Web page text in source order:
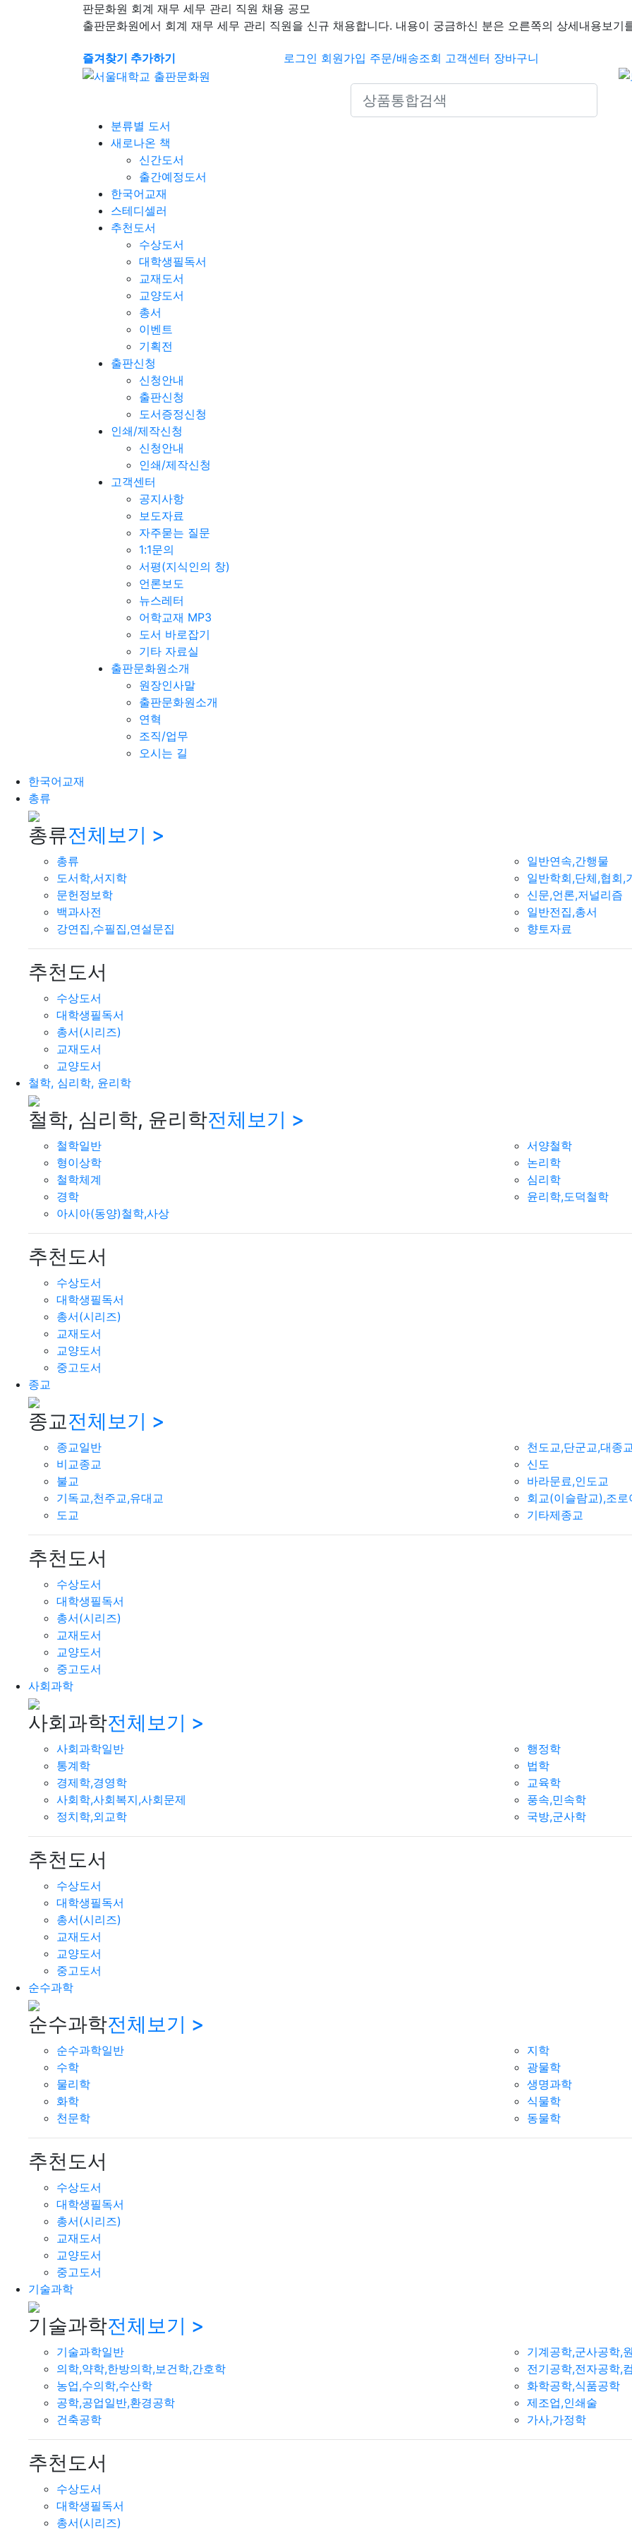
판문화원 회계 재무 세무 관리 직원 채용 공모
출판문화원에서 회계 재무 세무 관리 직원을 신규 채용합니다. 내용이 궁금하신 분은 오른쪽의 상세내용보기
즐겨찾기 추가하기 로그인 회원가입 주문/배송조회 고객센터 장바구니
Search icons
분류별 도서
새로나온 책
신간도서
출간예정도서
한국어교재
스테디셀러
추천도서
수상도서
대학생필독서
교재도서
교양도서
총서
이벤트
기획전
출판신청
신청안내
출판신청
도서증정신청
인쇄/제작신청
신청안내
인쇄/제작신청
고객센터
공지사항
보도자료
자주묻는 질문
1:1문의
서평(지식인의 창)
언론보도
뉴스레터
어학교재 MP3
도서 바로잡기
기타 자료실
출판문화원소개
원장인사말
출판문화원소개
연혁
조직/업무
오시는 길
한국어교재
총류
총류전체보기 >
총류
도서학,서지학
문헌정보학
백과사전
강연집,수필집,연설문집
일반연속,간행물
일반학회,단체,협회,
신문,언론,저널리즘
일반전집,총서
향토자료
추천도서
수상도서
대학생필독서
총서(시리즈)
교재도서
교양도서
철학, 심리학, 윤리학
철학, 심리학, 윤리학전체보기 >
철학일반
형이상학
철학체계
경학
아시아(동양)철학,사상
서양철학
논리학
심리학
윤리학,도덕철학
추천도서
수상도서
대학생필독서
총서(시리즈)
교재도서
교양도서
중고도서
종교
종교전체보기 >
종교일반
비교종교
불교
기독교,천주교,유대교
도교
천도교,단군교,대종
신도
바라문료,인도교
회교(이슬람교),조로
기타제종교
추천도서
수상도서
대학생필독서
총서(시리즈)
교재도서
교양도서
중고도서
사회과학
사회과학전체보기 >
사회과학일반
통계학
경제학,경영학
사회학,사회복지,사회문제
정치학,외교학
행정학
법학
교육학
풍속,민속학
국방,군사학
추천도서
수상도서
대학생필독서
총서(시리즈)
교재도서
교양도서
중고도서
순수과학
순수과학전체보기 >
순수과학일반
수학
물리학
화학
천문학
지학
광물학
생명과학
식물학
동물학
추천도서
수상도서
대학생필독서
총서(시리즈)
교재도서
교양도서
중고도서
기술과학
기술과학전체보기 >
기술과학일반
의학,약학,한방의학,보건학,간호학
농업,수의학,수산학
공학,공업일반,환경공학
건축공학
기계공학,군사공학,
전기공학,전자공학,
화학공학,식품공학
제조업,인쇄술
가사,가정학
추천도서
수상도서
대학생필독서
총서(시리즈)